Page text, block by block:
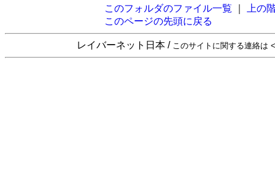
このフォルダのファイル一覧
上の
このページの先頭に戻る
レイバーネット日本 / このサイトに関する連絡は